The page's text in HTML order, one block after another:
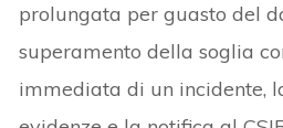
prolungata per guasto del
superamento della soglia
immediata di un incidente,